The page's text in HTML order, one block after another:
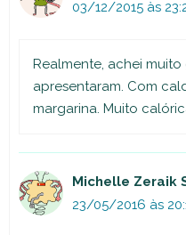
03/12/2015 às
Realmente, achei
apresentaram. Com
margarina. Muito
Michelle Zeraik
23/05/2016 às